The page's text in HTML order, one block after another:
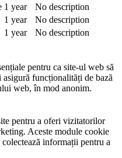
1 year
No description
1 year
No description
1 year
No description
pentru ca site-ul web să
funcționalități de bază
web, în mod anonim.
pentru a oferi vizitatorilor
Aceste module cookie
informații pentru a